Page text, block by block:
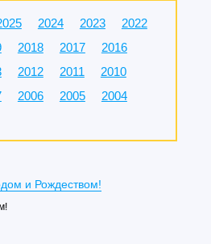
2024 2023
2022
2018 2017
2016
2012 2011
2010
2006 2005
2004
и Рождеством!